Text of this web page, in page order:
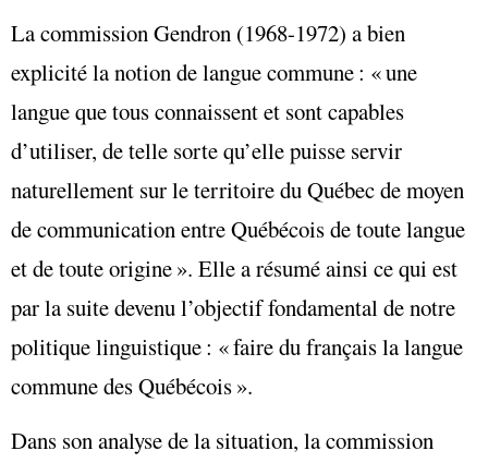
La commission Gendron (1968-1972) a bien
explicité la notion de langue commune : « une
langue que tous connaissent et sont capables
d’utiliser, de telle sorte qu’elle puisse servir
naturellement sur le territoire du Québec de moyen
de communication entre Québécois de toute langue
et de toute origine ». Elle a résumé ainsi ce qui est
par la suite devenu l’objectif fondamental de notre
politique linguistique : « faire du français la langue
commune des Québécois ».
Dans son analyse de la situation, la commission